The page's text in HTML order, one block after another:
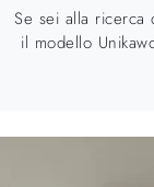
Se sei alla ricerca
il modello